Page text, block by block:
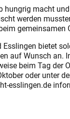
hungrig macht
werden
gemeinsamen
Esslingen bietet
auf Wunsch an.
beim Tag der
oder unter
esslingen.de